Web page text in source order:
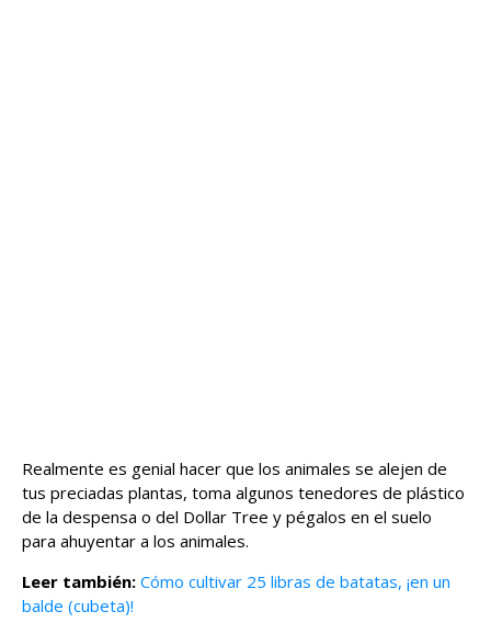
Realmente es genial hacer que los animales se alejen de
tus preciadas plantas, toma algunos tenedores de plástico
de la despensa o del Dollar Tree y pégalos en el suelo
para ahuyentar a los animales.
Leer también: Cómo cultivar 25 libras de batatas, ¡en un
balde (cubeta)!